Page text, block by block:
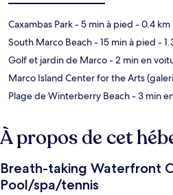
Caxambas Park- 5 min à pied - 0.4 km
South Marco Beach- 15 min à pied -
Golf et jardin de Marco- 2 min en
Marco Island Center for the Arts
Plage de Winterberry Beach- 3 min
À propos de cet
Breath-taking Waterfront
Pool/spa/tennis